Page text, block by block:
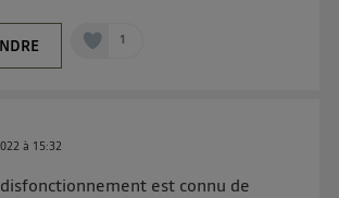
1
à 15:32
est connu de